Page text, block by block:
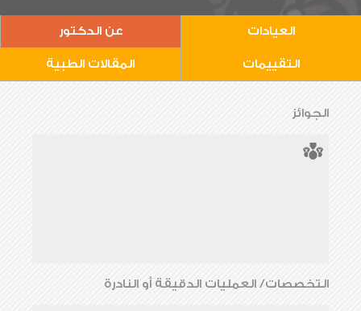
العيادات عن الدكتور
التقييمات المقالات الطبية
الجوائز
التخصصات/ العمليات الدقيقة أو النادرة